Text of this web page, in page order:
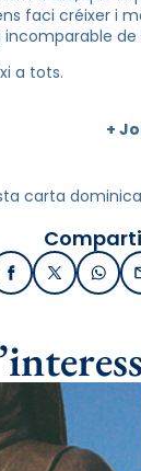
faci créixer i
de
a tots.
+
carta
FacebookX / Twitter